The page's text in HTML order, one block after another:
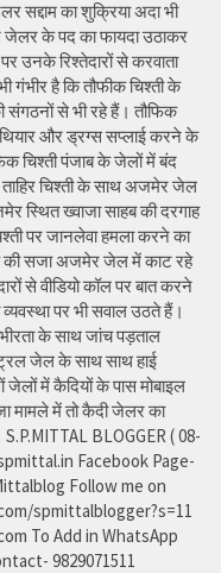
सद्दाम का शुक्रिया अदा भी
जेलर के पद का फायदा उठाकर
उनके रिश्तेदारों से करवाता
गंभीर है कि तौफीक चिश्ती के
से भी रहे हैं। तौफिक
और ड्रग्स सप्लाई करने के
चिश्ती पंजाब के जेलों में बंद
ताहिर चिश्ती के साथ अजमेर जेल
स्थित ख्वाजा साहब की दरगाह
पर जानलेवा हमला करने का
की सजा अजमेर जेल में काट रहे
से वीडियो कॉल पर बात करने
पर भी सवाल उठते हैं।
के साथ जांच पड़ताल
जेल के साथ साथ हाई
जेलों में कैदियों के पास मोबाइल
मामले में तो कैदी जेलर का
BLOGGER ( 08-
Facebook Page-
Follow me on
spmittalblogger?s=11
To Add in WhatsApp
9829071511